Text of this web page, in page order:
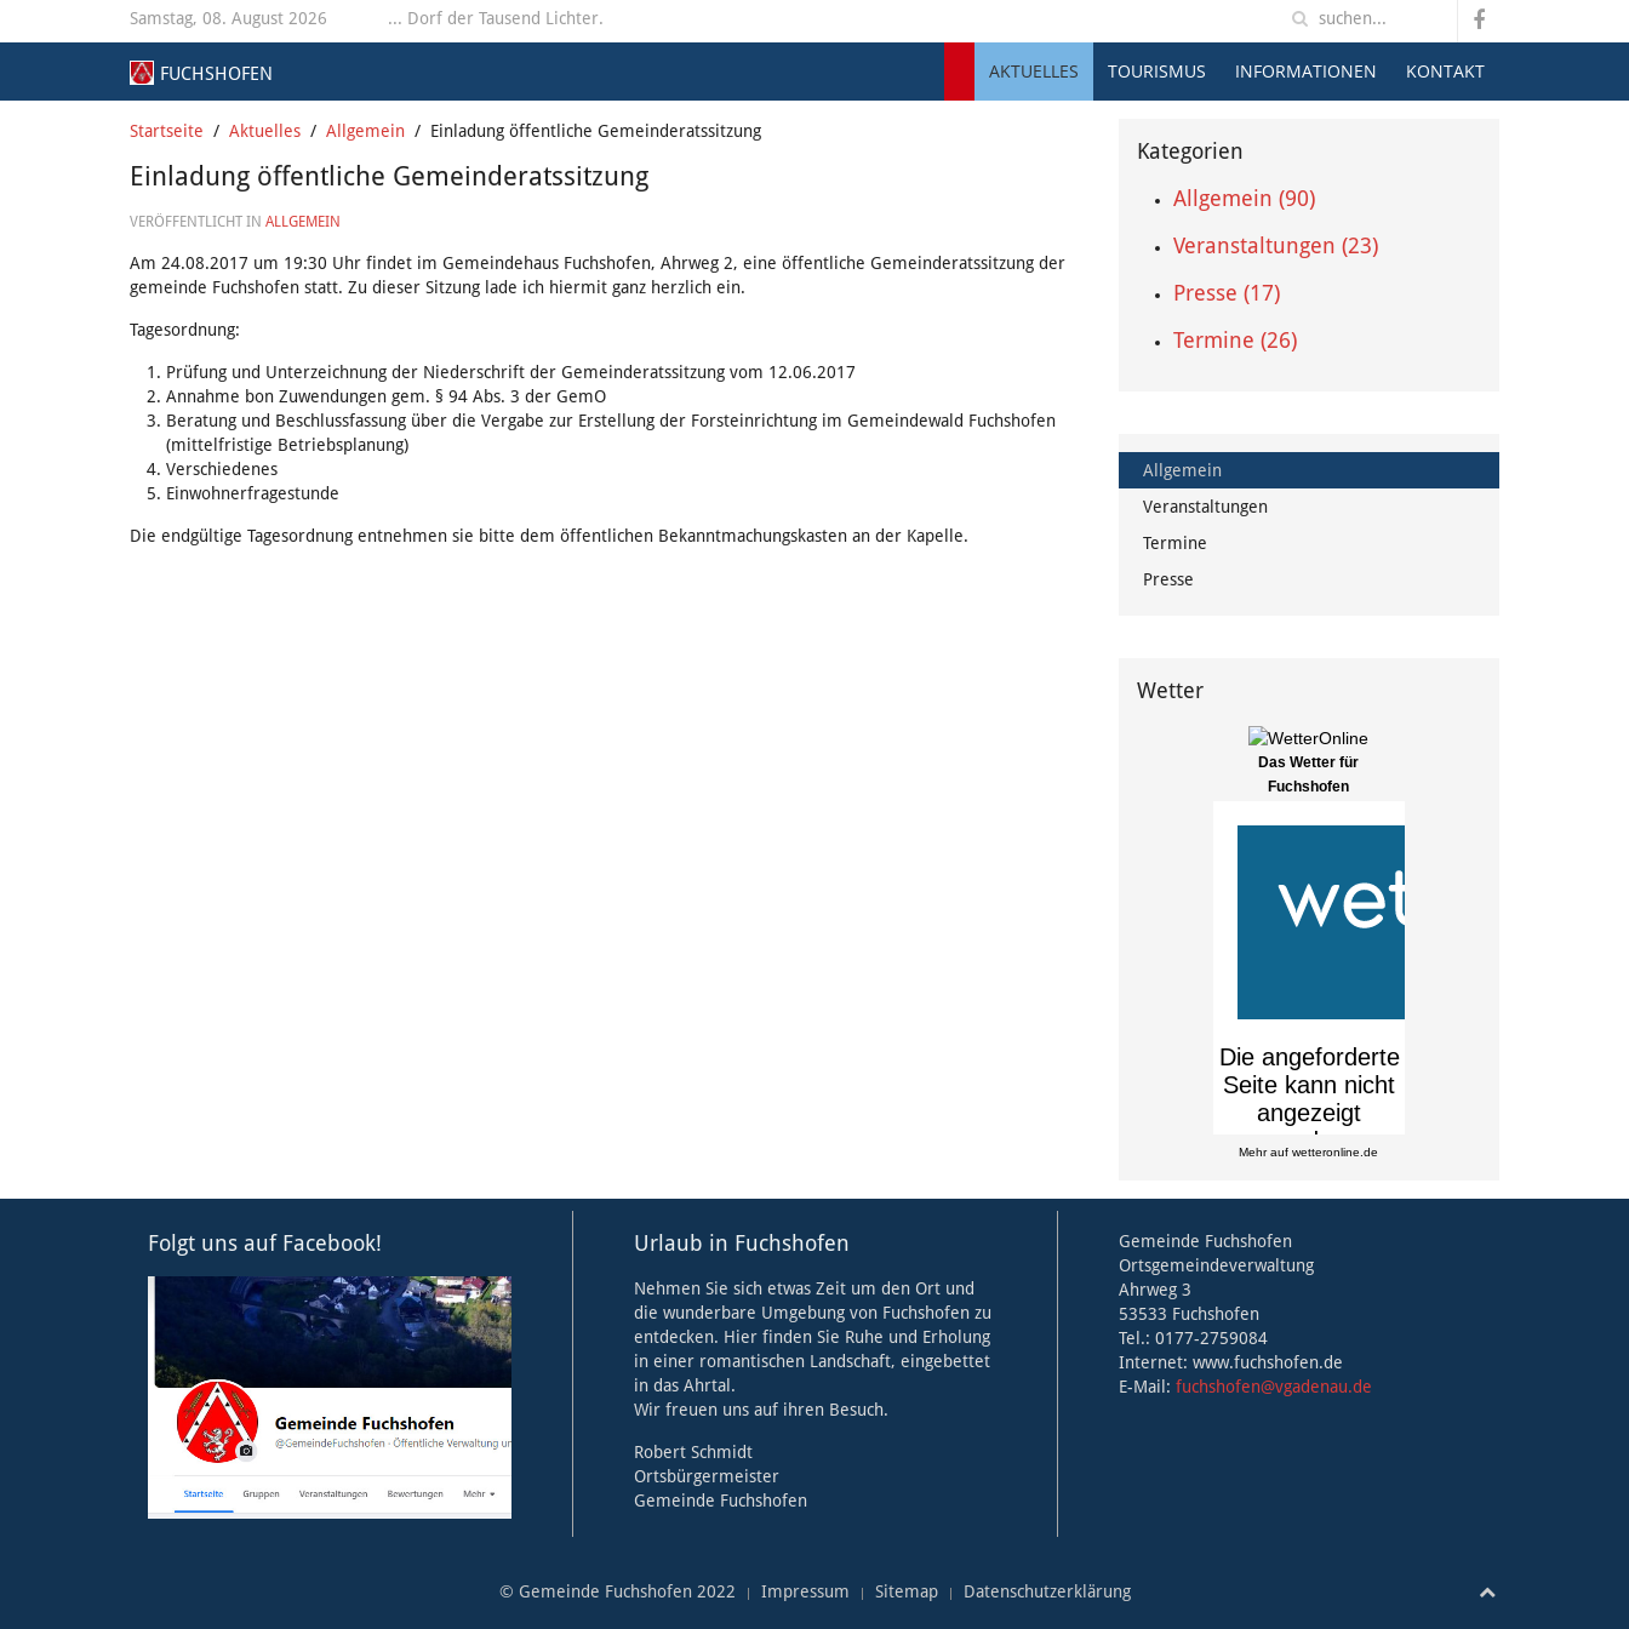
Samstag, 08. August 2026 ... Dorf der Tausend Lichter.
FUCHSHOFEN AKTUELLES TOURISMUS INFORMATIONEN KONTAKT
Startseite Aktuelles Allgemein Einladung öffentliche Gemeinderatssitzung
Einladung öffentliche Gemeinderatssitzung
VERÖFFENTLICHT IN ALLGEMEIN
Am 24.08.2017 um 19:30 Uhr findet im Gemeindehaus Fuchshofen, Ahrweg 2, eine öffentliche Gemeinderatssitzung der
gemeinde Fuchshofen statt. Zu dieser Sitzung lade ich hiermit ganz herzlich ein.
Tagesordnung:
Prüfung und Unterzeichnung der Niederschrift der Gemeinderatssitzung vom 12.06.2017
Annahme bon Zuwendungen gem. § 94 Abs. 3 der GemO
Beratung und Beschlussfassung über die Vergabe zur Erstellung der Forsteinrichtung im Gemeindewald Fuchshofen
(mittelfristige Betriebsplanung)
Verschiedenes
Einwohnerfragestunde
Die endgültige Tagesordnung entnehmen sie bitte dem öffentlichen Bekanntmachungskasten an der Kapelle.
Kategorien
Allgemein (90)
Veranstaltungen (23)
Presse (17)
Termine (26)
Allgemein
Veranstaltungen
Termine
Presse
Wetter
Das Wetter für
Fuchshofen
Mehr aufwetteronline.de
Folgt uns auf Facebook! Urlaub in Fuchshofen
Nehmen Sie sich etwas Zeit um den Ort und
die wunderbare Umgebung von Fuchshofen zu
entdecken. Hier finden Sie Ruhe und Erholung
in einer romantischen Landschaft, eingebettet
in das Ahrtal.
Wir freuen uns auf ihren Besuch.
Robert Schmidt
Ortsbürgermeister
Gemeinde Fuchshofen
Gemeinde Fuchshofen
Ortsgemeindeverwaltung
Ahrweg 3
53533 Fuchshofen
Tel.: 0177-2759084
Internet: www.fuchshofen.de
E-Mail: fuchshofen@vgadenau.de
© Gemeinde Fuchshofen 2022 Impressum Sitemap Datenschutzerklärung